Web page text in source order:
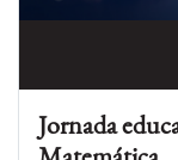
Jornada